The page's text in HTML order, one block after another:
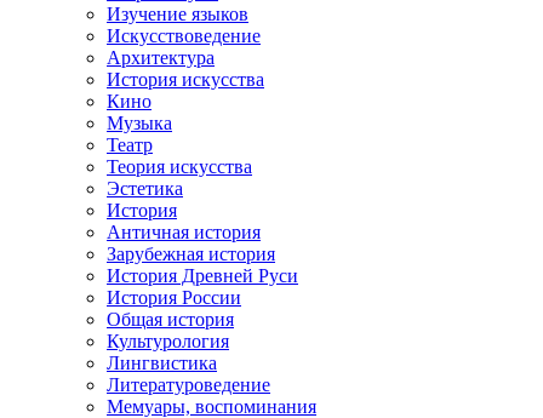
Изучение языков
Искусствоведение
Архитектура
История искусства
Кино
Музыка
Театр
Теория искусства
Эстетика
История
Античная история
Зарубежная история
История Древней Руси
История России
Общая история
Культурология
Лингвистика
Литературоведение
Мемуары, воспоминания